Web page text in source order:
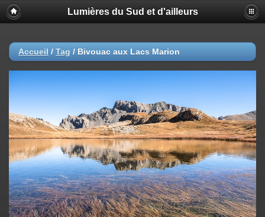
Lumières du Sud et d'ailleurs
Accueil / Tag / Bivouac aux Lacs Marion